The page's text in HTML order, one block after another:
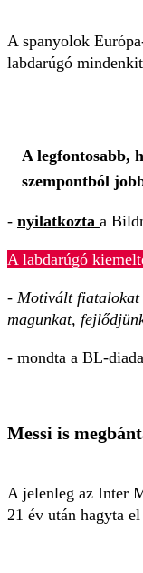
A spanyolok
labdarúgó
A legfontosabb,
szempontból
- nyilatkozta a
A labdarúgó
- Motivált fiatalokat
magunkat,
- mondta a BL-
Messi is
A jelenleg az Inter
21 év után hagyta